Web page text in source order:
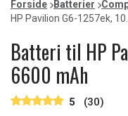
1
Forside Batterier
HP Pavilion G6-1257ek,
Batteri til HP
6600 mAh
5 (30)